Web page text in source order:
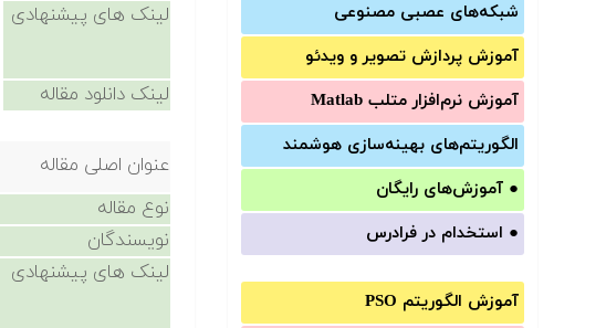
شبکه‌های عصبی مصنوعی
آموزش‌ پردازش تصویر و ویدئو
آموزش‌ نرم‌افزار متلب Matlab
الگوریتم‌های بهینه‌سازی هوشمند
● آموزش‌های رایگان
● استخدام در فرادرس
آموزش الگوریتم PSO
لینک های پیشنهادی
لینک دانلود مقاله
عنوان اصلی مقاله
نوع مقاله
نویسندگان
لینک های پیشنهادی